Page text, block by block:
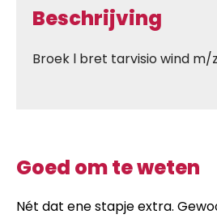
Beschrijving
Broek l bret tarvisio wind m/
Goed om te weten
Nét dat ene stapje extra.